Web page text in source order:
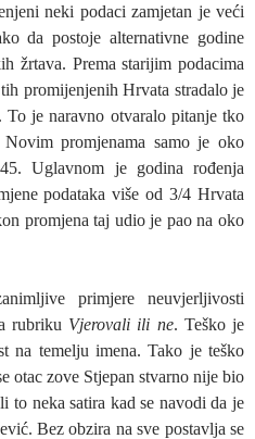
neki podaci zamjetan je veći
da postoje alternativne godine
žrtava. Prema starijim podacima
promijenjenih Hrvata stradalo je
To je naravno otvaralo pitanje tko
promjenama samo je oko
Uglavnom je godina rođenja
podataka više od 3/4 Hrvata
promjena taj udio je pao na oko
primjere neuvjerljivosti
rubriku Vjerovali ili ne. Teško je
na temelju imena. Tako je teško
otac zove Stjepan stvarno nije bio
to neka satira kad se navodi da je
Bez obzira na sve postavlja se